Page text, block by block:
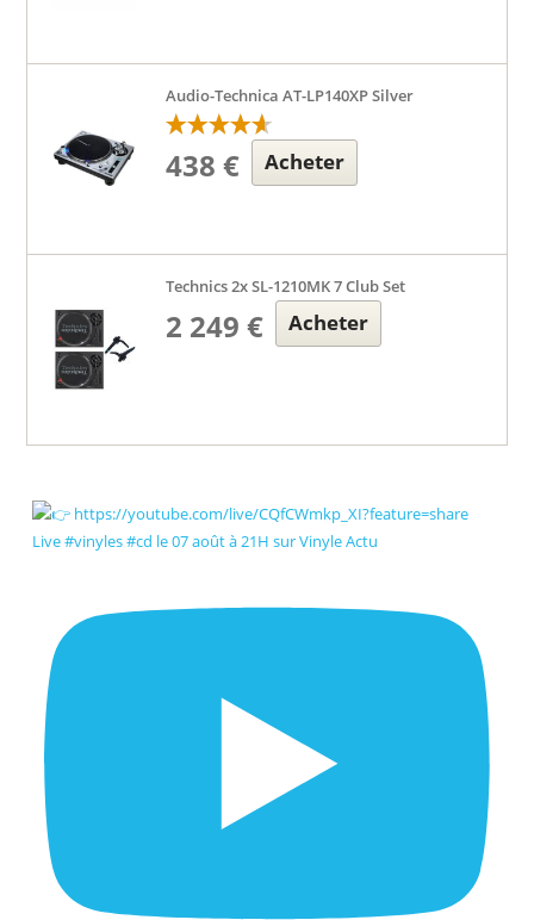
Audio-Technica AT-LP140XP Silver
438 € Acheter
Technics 2x SL-1210MK 7 Club Set
2 249 € Acheter
Live #vinyles #cd le 07 août à 21H sur Vinyle Actu